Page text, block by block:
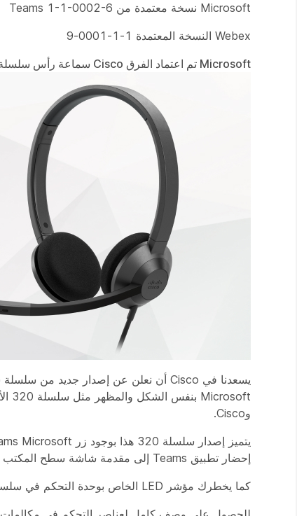
Microsoft نسخة معتمدة من Teams 1-1-0002-6
Webex النسخة المعتمدة 1-1-0001-9
Microsoft تم اعتماد الفرق Cisco سماعة رأس سلسلة 320
وCisco.
إحضار تطبيق Teams إلى مقدمة شاشة سطح المكتب لديك وحتى نقل الصوت في مكالمة Teams مباشرة إلى سماعة الرأس الخاصة بك.
كما يخطرك مؤشر LED الخاص بوحدة التحكم في سلسلة 320 عندما يكون لديك اجتماع أو مكالمة لفريق Microsoft يمكنك الانضمام إليها.